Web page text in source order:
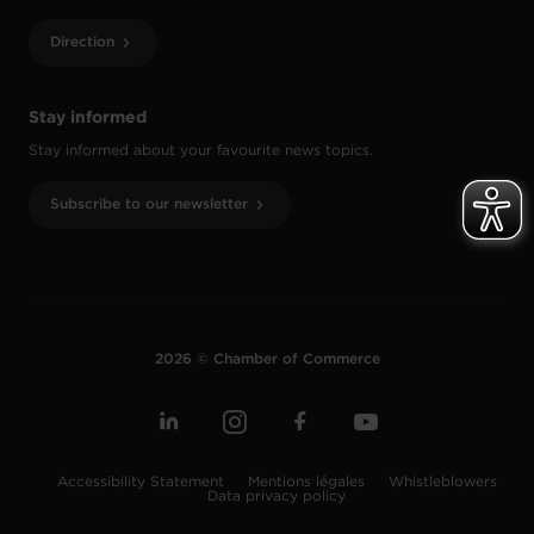
Stay informed
Stay informed about your favourite news topics.
Subscribe to our newsletter
Direction
2026 © Chamber of Commerce
Accessibility Statement Mentions légales
Whistleblowers
Data privacy policy